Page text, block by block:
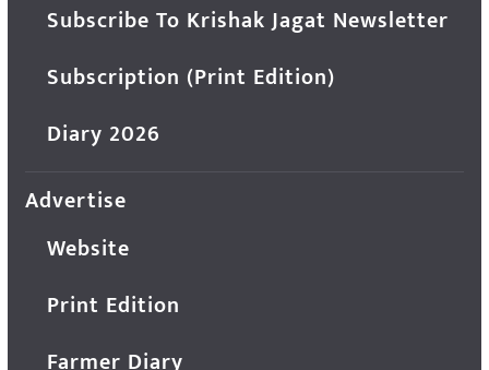
Subscribe To Krishak Jagat Newsletter
Subscription (Print Edition)
Diary 2026
Advertise
Website
Print Edition
Farmer Diary